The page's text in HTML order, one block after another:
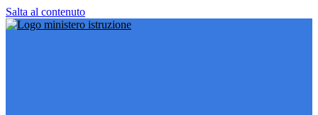
Salta al contenuto